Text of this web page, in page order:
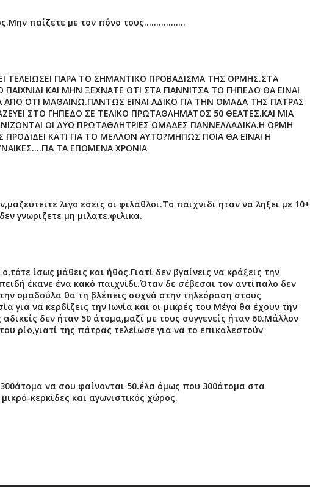
παίζετε με τον πόνο τους.................
ΠΑΡΑ ΤΟ ΣΗΜΑΝΤΙΚΟ ΠΡΟΒΑΔΙΣΜΑ ΤΗΣ ΟΡΜΗΣ.ΣΤΑ
ΠΑΙΧΝΙΔΙ ΚΑΙ ΜΗΝ ΞΕΧΝΑΤΕ ΟΤΙ ΣΤΑ ΓΙΑΝΝΙΤΣΑ ΤΟ ΓΗΠΕΔΟ ΘΑ ΕΙΝΑΙ
ΟΤΙ ΜΑΘΑΙΝΩ.ΠΑΝΤΩΣ ΕΙΝΑΙ ΑΔΙΚΟ ΓΙΑ ΤΗΝ ΟΜΑΔΑ ΤΗΣ ΠΑΤΡΑΣ
ΣΤΟ ΓΗΠΕΔΟ ΣΕ ΤΕΛΙΚΟ ΠΡΩΤΑΘΛΗΜΑΤΟΣ 50 ΘΕΑΤΕΣ.ΚΑΙ ΜΙΑ
ΟΙ ΔΥΟ ΠΡΩΤΑΘΛΗΤΡΙΕΣ ΟΜΑΔΕΣ ΠΑΝΝΕΛΛΑΔΙΚΑ.Η ΟΡΜΗ
ΠΡΟΔΙΔΕΙ ΚΑΤΙ ΓΙΑ ΤΟ ΜΕΛΛΟΝ ΑΥΤΟ?ΜΗΠΩΣ ΠΟΙΑ ΘΑ ΕΙΝΑΙ Η
ΤΑ ΕΠΟΜΕΝΑ ΧΡΟΝΙΑ
λιγο εσεις οι φιλαθλοι.Το παιχνιδι ηταν να ληξει με 10+
γνωριζετε μη μιλατε.φιλικα.
ίσως μάθεις και ήθος.Γιατί δεν βγαίνεις να κράξεις την
έκανε ένα κακό παιχνίδι.Όταν δε σέβεσαι τον αντίπαλο δεν
ομαδούλα θα τη βλέπεις συχνά στην τηλεόραση στους
για να κερδίζεις την Ιωνία και οι μικρές του Μέγα θα έχουν την
δεν ήταν 50 άτομα,μαζί με τους συγγενείς ήταν 60.Μάλλον
ρίο,γιατί της πάτρας τελείωσε για να το επικαλεστούν
να σου φαίνονται 50.έλα όμως που 300άτομα στα
κερκίδες και αγωνιστικός χώρος.